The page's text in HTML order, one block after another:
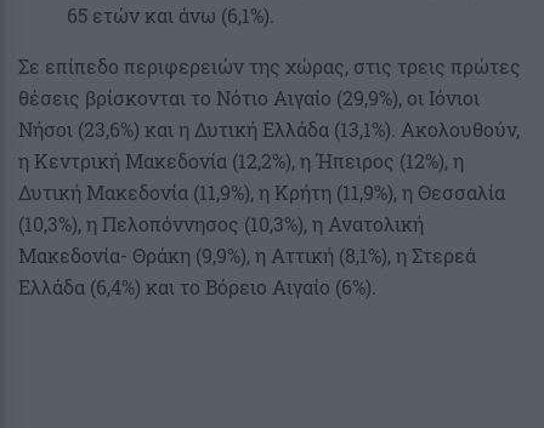
65 ετών και άνω (6,1%).
Σε επίπεδο περιφερειών της χώρας, στις τρεις πρώτες
θέσεις βρίσκονται το Νότιο Αιγαίο (29,9%), οι Ιόνιοι
Νήσοι (23,6%) και η Δυτική Ελλάδα (13,1%). Ακολουθούν,
η Κεντρική Μακεδονία (12,2%), η Ήπειρος (12%), η
Δυτική Μακεδονία (11,9%), η Κρήτη (11,9%), η Θεσσαλία
(10,3%), η Πελοπόννησος (10,3%), η Ανατολική
Μακεδονία- Θράκη (9,9%), η Αττική (8,1%), η Στερεά
Ελλάδα (6,4%) και το Βόρειο Αιγαίο (6%).